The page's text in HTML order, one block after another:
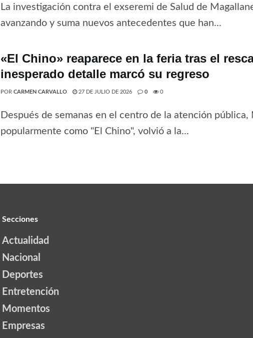
La investigación contra el exseremi de Salud de
avanzando y suma nuevos antecedentes que han...
«El Chino» reaparece en la feria tras el
inesperado detalle marcó su regreso
POR CARMEN CARVALLO 27 DE JULIO DE 2026 0 0
Después de semanas en el centro de la atención
popularmente como "El Chino", volvió a la...
Secciones
Actualidad
Nacional
Deportes
Entretención
Momentos
Empresas